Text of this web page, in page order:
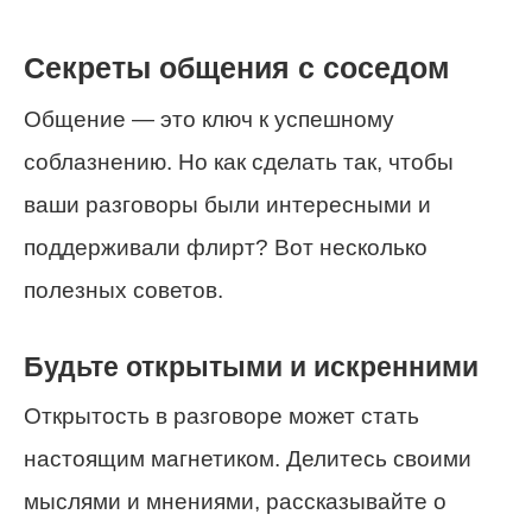
Секреты общения с соседом
Общение — это ключ к успешному
соблазнению. Но как сделать так, чтобы
ваши разговоры были интересными и
поддерживали флирт? Вот несколько
полезных советов.
Будьте открытыми и искренними
Открытость в разговоре может стать
настоящим магнетиком. Делитесь своими
мыслями и мнениями, рассказывайте о